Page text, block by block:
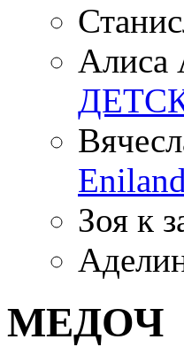
Алиса
Зоя к
МЕДОЧ